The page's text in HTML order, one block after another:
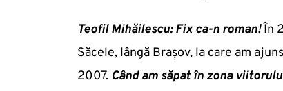
Teofil Mihăilescu: Fix ca-n roman! În
Săcele, lângă Braşov, la care am
2007. Când am săpat în zona